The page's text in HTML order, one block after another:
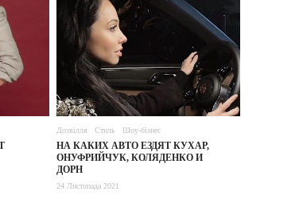
Дозвілля Стиль Шоу-бізнес
НА КАКИХ АВТО ЕЗДЯТ КУХАР,
ОНУФРИЙЧУК, КОЛЯДЕНКО И
ДОРН
24 Листопада 2021